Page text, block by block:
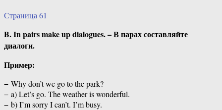
Страница 61
B. In pairs make up dialogues. – В парах составляйте
диалоги.
Пример:
− Why don’t we go to the park?
− a) Let’s go. The weather is wonderful.
− b) I’m sorry I can’t. I’m busy.